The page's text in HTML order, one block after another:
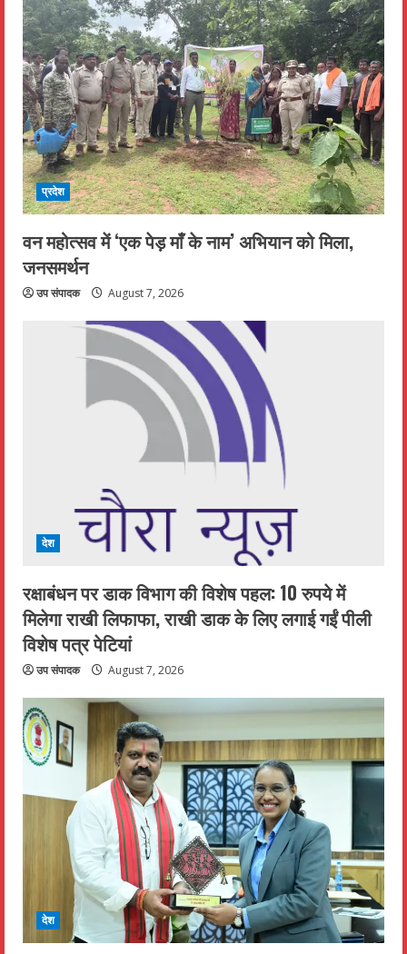
प्रदेश
वन महोत्सव में ‘एक पेड़ माँ के नाम’ अभियान को मिला,
जनसमर्थन
उप संपादक August 7, 2026
देश
रक्षाबंधन पर डाक विभाग की विशेष पहल: 10 रुपये में
मिलेगा राखी लिफाफा, राखी डाक के लिए लगाई गईं पीली
विशेष पत्र पेटियां
उप संपादक August 7, 2026
देश